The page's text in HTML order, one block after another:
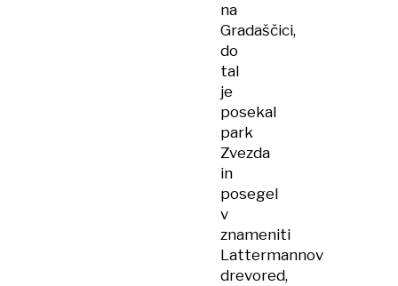
na
Gradaščici,
do
tal
je
posekal
park
Zvezda
in
posegel
v
znameniti
Lattermannov
drevored,